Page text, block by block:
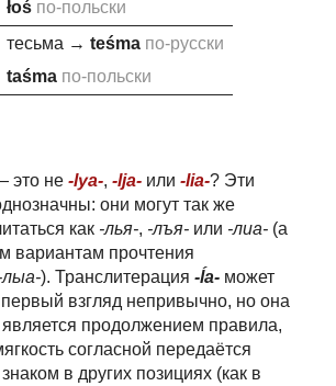
łoś по-польски
тесьма → teśma по-русски
taśma по-польски
это не -lya-, -lja- или -lia-? Эти
они могут так же
как -лья-, -лъя- или -лиа- (а
вариантам прочтения
лыа-). Транслитерация -ĺa- может
взгляд непривычно, но она
продолжением правила,
согласной передаётся
в других позициях (как в